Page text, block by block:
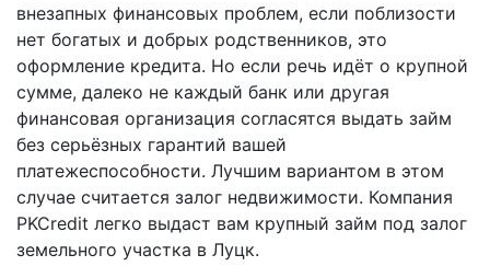
внезапных финансовых проблем, если поблизости
нет богатых и добрых родственников, это
оформление кредита. Но если речь идёт о крупной
сумме, далеко не каждый банк или другая
финансовая организация согласятся выдать займ
без серьёзных гарантий вашей
платежеспособности. Лучшим вариантом в этом
случае считается залог недвижимости. Компания
PKCredit легко выдаст вам крупный займ под залог
земельного участка в Луцк.